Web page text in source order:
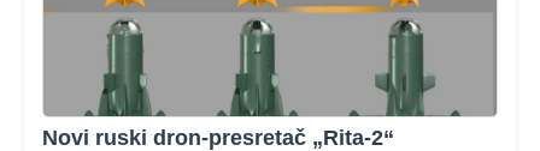
Novi ruski dron-presretač „Rita-2“